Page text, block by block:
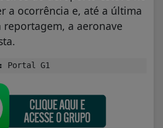
a ocorrência e, até a última
reportagem, a aeronave
Portal G1